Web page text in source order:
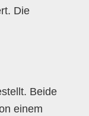
Die
Beide
einem